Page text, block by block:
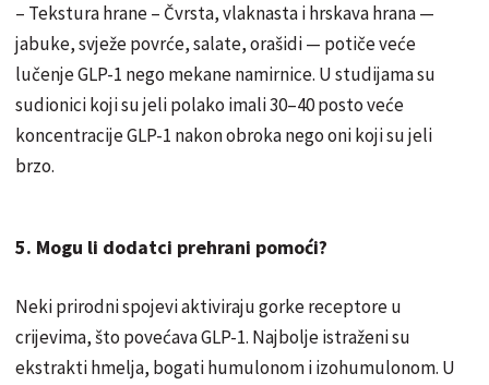
– Tekstura hrane – Čvrsta, vlaknasta i hrskava hrana —
jabuke, svježe povrće, salate, orašidi — potiče veće
lučenje GLP-1 nego mekane namirnice. U studijama su
sudionici koji su jeli polako imali 30–40 posto veće
koncentracije GLP-1 nakon obroka nego oni koji su jeli
brzo.
5. Mogu li dodatci prehrani pomoći?
Neki prirodni spojevi aktiviraju gorke receptore u
crijevima, što povećava GLP-1. Najbolje istraženi su
ekstrakti hmelja, bogati humulonom i izohumulonom. U